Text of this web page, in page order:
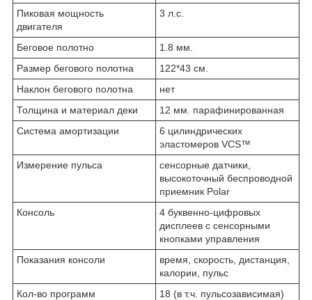
Пиковая мощность
двигателя
3 л.с.
Беговое полотно
1.8 мм.
Размер бегового полотна
122*43 см.
Наклон бегового полотна
нет
Толщина и материал деки
12 мм. парафинированная
Система амортизации
6 цилиндрических
эластомеров VCS™
Измерение пульса
сенсорные датчики,
высокоточный беспроводной
приемник Polar
Консоль
4 буквенно-цифровых
дисплеев с сенсорными
кнопками управления
Показания консоли
время, скорость, дистанция,
калории, пульс
Кол-во программ
18 (в т.ч. пульсозависимая)